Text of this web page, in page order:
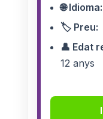
🌐 Idioma:
🏷️ Preu:
👤 Edat
12 anys